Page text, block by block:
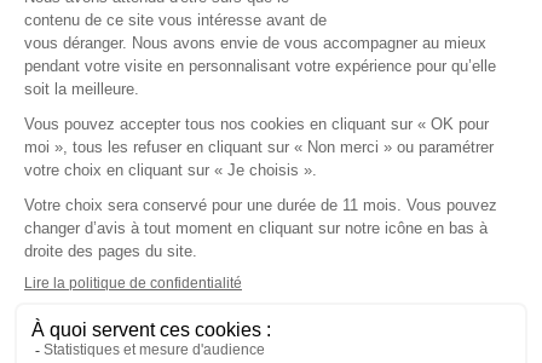
à recevoir des mises à jour de notre société.
La certification qualité a été délivrée au titre de la
FORMATION
© 2026 each One. Tous droits réservés
Mentions légales
CGU